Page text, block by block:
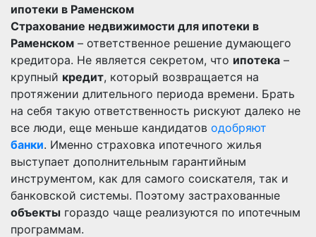
ипотеки в Раменском
Страхование недвижимости для ипотеки в
Раменском – ответственное решение думающего
кредитора. Не является секретом, что ипотека –
крупный кредит, который возвращается на
протяжении длительного периода времени. Брать
на себя такую ответственность рискуют далеко не
все люди, еще меньше кандидатов одобряют
банки. Именно страховка ипотечного жилья
выступает дополнительным гарантийным
инструментом, как для самого соискателя, так и
банковской системы. Поэтому застрахованные
объекты гораздо чаще реализуются по ипотечным
программам.